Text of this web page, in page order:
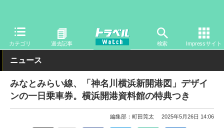
カテゴリ 過去記事 検索 Impressサイト
トラベル Watch 企業・政府・官庁 鉄道 関東私鉄
ニュース
みなとみらい線、「神名川横浜新開港図」デザイ
ンの一日乗車券。横浜開港資料館の特典つき
編集部：町田莞太 2025年5月26日 14:06